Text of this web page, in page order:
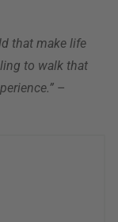
that make life
to walk that
–